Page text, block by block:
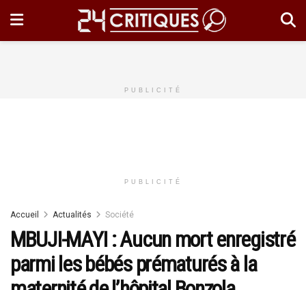
PUBLICITÉ
PUBLICITÉ
Accueil Actualités Société
MBUJI-MAYI : Aucun mort enregistré
parmi les bébés prématurés à la